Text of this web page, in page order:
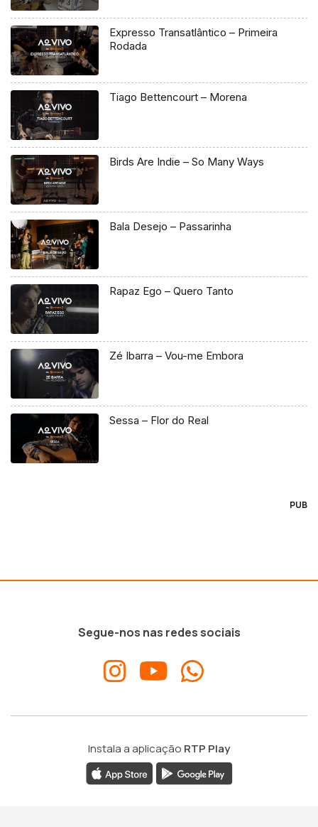
Expresso Transatlântico – Primeira
Rodada
Tiago Bettencourt – Morena
Birds Are Indie – So Many Ways
Bala Desejo – Passarinha
Rapaz Ego – Quero Tanto
Zé Ibarra – Vou-me Embora
Sessa – Flor do Real
PUB
Segue-nos nas redes sociais
Instala a aplicação RTP Play